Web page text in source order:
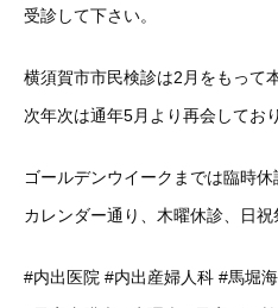
受診して下さい。
横須賀市市民検診は2月をもって
次年次は通年5月より再会してお
ゴールデンウイークまでは臨時休
カレンダー通り、木曜休診、日祝
#内出医院 #内出産婦人科 #馬堀